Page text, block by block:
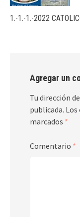
1.-1.-1.-2022
Agregar un
Tu dirección
publicada. Los
marcados *
Comentario *